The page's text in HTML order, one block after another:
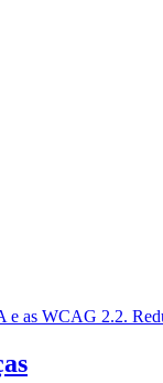
as WCAG 2.2.